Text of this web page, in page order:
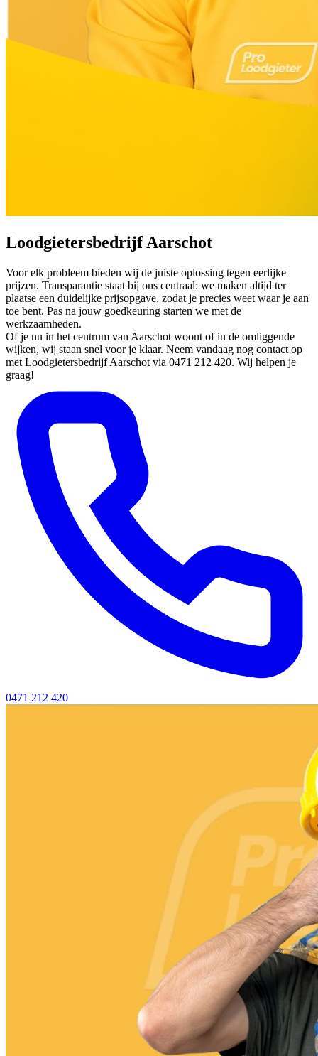
Loodgietersbedrijf Aarschot
Voor elk probleem bieden wij de juiste oplossing tegen eerlijke
prijzen. Transparantie staat bij ons centraal: we maken altijd ter
plaatse een duidelijke prijsopgave, zodat je precies weet waar je aan
toe bent. Pas na jouw goedkeuring starten we met de
werkzaamheden.
Of je nu in het centrum van Aarschot woont of in de omliggende
wijken, wij staan snel voor je klaar. Neem vandaag nog contact op
met Loodgietersbedrijf Aarschot via 0471 212 420. Wij helpen je
graag!
0471 212 420